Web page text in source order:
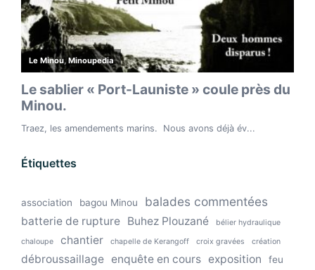
Étiquettes
association bagou Minou balades commentées
batterie de rupture Buhez Plouzané bélier hydraulique
chaloupe chantier chapelle de Kerangoff croix gravées création
débroussaillage enquête en cours exposition feu